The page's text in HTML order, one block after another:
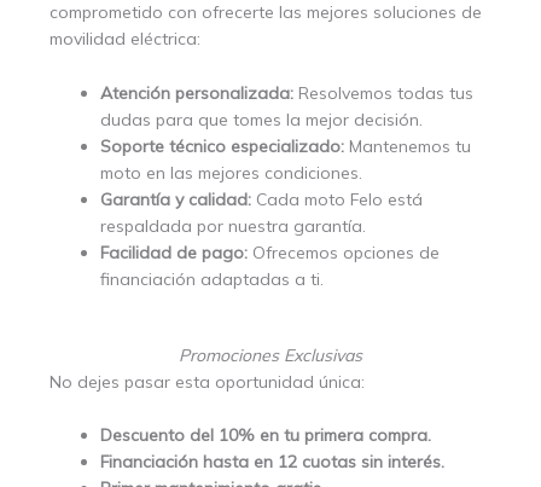
comprometido con ofrecerte las mejores soluciones de
movilidad eléctrica:
Atención personalizada: Resolvemos todas tus
dudas para que tomes la mejor decisión.
Soporte técnico especializado: Mantenemos tu
moto en las mejores condiciones.
Garantía y calidad: Cada moto Felo está
respaldada por nuestra garantía.
Facilidad de pago: Ofrecemos opciones de
financiación adaptadas a ti.
Promociones Exclusivas
No dejes pasar esta oportunidad única:
Descuento del 10% en tu primera compra.
Financiación hasta en 12 cuotas sin interés.